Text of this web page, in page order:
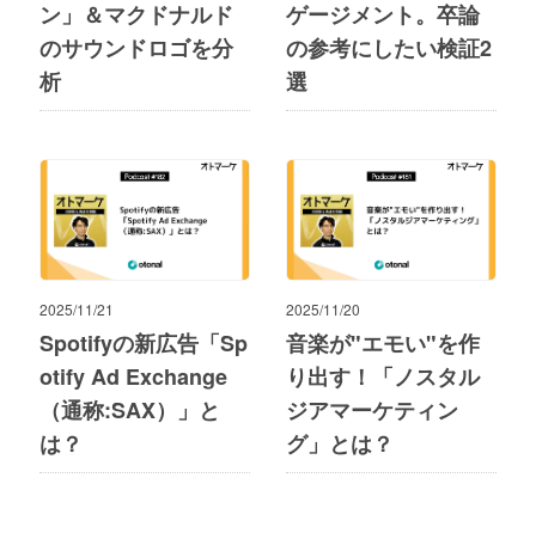
ン」＆マクドナルド
のサウンドロゴを分
析
ゲージメント。卒論
の参考にしたい検証2
選
2025/11/21
Spotifyの新広告「Sp
otify Ad Exchange
（通称:SAX）」と
は？
2025/11/20
音楽が"エモい"を作
り出す！「ノスタル
ジアマーケティン
グ」とは？